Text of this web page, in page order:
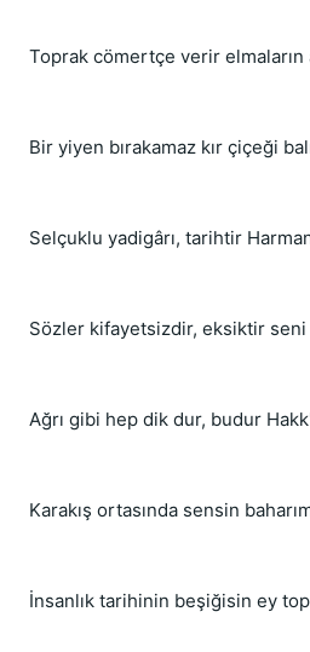
Toprak cömertçe verir elmaların
Bir yiyen bırakamaz kır çiçeği
Selçuklu yadigârı, tarihtir
Sözler kifayetsizdir, eksiktir seni
Ağrı gibi hep dik dur, budur
Karakış ortasında sensin
İnsanlık tarihinin beşiğisin ey